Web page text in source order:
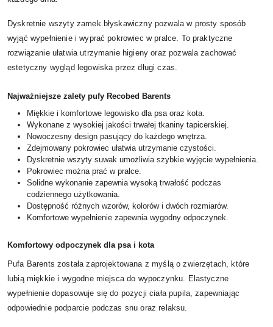
Dyskretnie wszyty zamek błyskawiczny pozwala w prosty sposób
wyjąć wypełnienie i wyprać pokrowiec w pralce. To praktyczne
rozwiązanie ułatwia utrzymanie higieny oraz pozwala zachować
estetyczny wygląd legowiska przez długi czas.
Najważniejsze zalety pufy Recobed Barents
Miękkie i komfortowe legowisko dla psa oraz kota.
Wykonane z wysokiej jakości trwałej tkaniny tapicerskiej.
Nowoczesny design pasujący do każdego wnętrza.
Zdejmowany pokrowiec ułatwia utrzymanie czystości.
Dyskretnie wszyty suwak umożliwia szybkie wyjęcie wypełnienia.
Pokrowiec można prać w pralce.
Solidne wykonanie zapewnia wysoką trwałość podczas
codziennego użytkowania.
Dostępność różnych wzorów, kolorów i dwóch rozmiarów.
Komfortowe wypełnienie zapewnia wygodny odpoczynek.
Komfortowy odpoczynek dla psa i kota
Pufa Barents została zaprojektowana z myślą o zwierzętach, które
lubią miękkie i wygodne miejsca do wypoczynku. Elastyczne
wypełnienie dopasowuje się do pozycji ciała pupila, zapewniając
odpowiednie podparcie podczas snu oraz relaksu.